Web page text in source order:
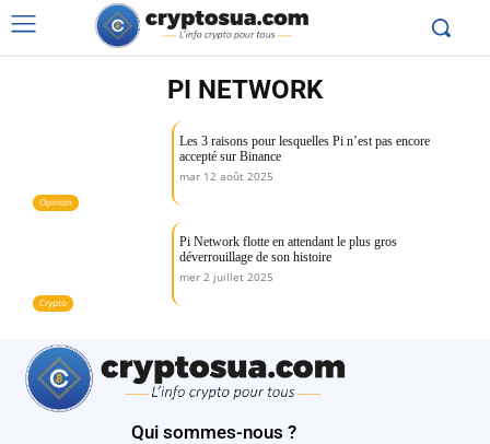
PI NETWORK
Opinion
Les 3 raisons pour lesquelles Pi n’est pas encore
accepté sur Binance
mar 12 août 2025
Crypto
Pi Network flotte en attendant le plus gros
déverrouillage de son histoire
mer 2 juillet 2025
Qui sommes-nous ?